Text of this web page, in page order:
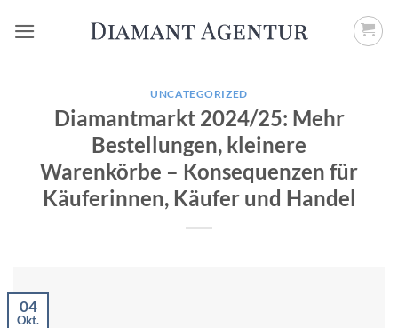
Inhalt
UNCATEGORIZED
Diamantmarkt 2024/25: Mehr
Bestellungen, kleinere
Warenkörbe – Konsequenzen für
Käuferinnen, Käufer und Handel
04
Okt.